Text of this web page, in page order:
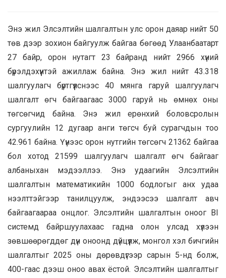
Энэ жил Элсэлтийн шалгалтын улс орон даяар нийт 50
төв дээр зохион байгуулж байгаа бөгөөд Улаанбаатарт
27 байр, орон нутагт 23 байранд нийт 2966 хүний
бүрэлдэхүүнтэй ажиллаж байна. Энэ жил нийт 43.318
шалгуулагч бүртгүүлснээс 40 мянга гаруй шалгуулагч
шалгалт өгч байгаагаас 3000 гаруй нь өмнөх оны
төгсөгчид байна. Энэ жил ерөнхий боловсролын
сургуулийн 12 дугаар анги төгсч буй сурагчдын тоо
42.961 байна. Үүнээс орон нутгийн төгсөгч 21362 байгаа
бол хотод 21599 шалгуулагч шалгалт өгч байгааг
албаныхан мэдээллээ. Энэ удаагийн Элсэлтийн
шалгалтын математикийн 1000 бодлогыг анх удаа
нээлттэйгээр танилцуулж, эндээсээ шалгалт авч
байгаагаараа онцлог. Элсэлтийн шалгалтын оноог BI
системд байршуулахаас гадна олон улсад хүлээн
зөвшөөрөгддөг дүн оноонд дүйцүүлж, монгол хэл бичгийн
шалгалтыг 2025 оны дөрөвдүгээр сарын 5-нд болж,
400-гаас дээш оноо авах ёстой. Элсэлтийн шалгалтыг